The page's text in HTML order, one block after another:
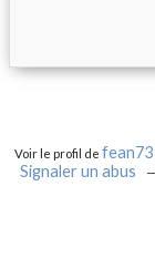
Voir le profil defean73
Signaler un abus